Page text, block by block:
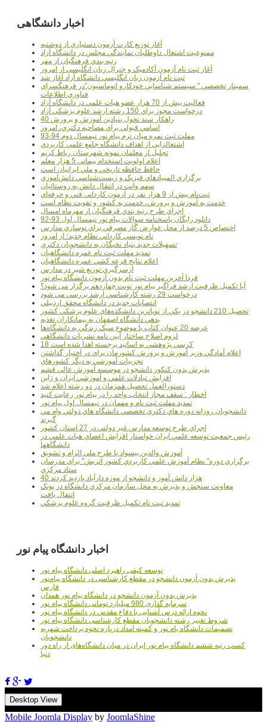
اخبار دانشگاهی
آغاز توزيع کارت آزمون دستياري از دوشنبه
ممنوعيت اشتغال داوطلبان نمايندگي مجلس در دانشگاه آزاد
رتبه بندي فرهنگيان از مهر
آغاز ثبت نام آزمون آکادميک و جنرال زبان انگليسي از امروز
ثبت نام آزمون زبان انگليسي دانشگاه آزاد آغاز شد
سمينار تخصصي " سيستم شناسايي خودکارو اتوماسيون"در فرهنگسراي
فناوري اطلاعات
فعاليت بيش از 70 هزار عضو هيات علمي در دانشگاه آزاد
درخواست مجوز براي 150 رشته ارشد علوم پزشکي آزاد
40 راهکار سند تحول بنيادين آموزش و پرورش
اسامي قبولي براي مصاحبه دکتري، امروز
مهلت ثبت نمره میان ترم پیام نور نیمسال دوم 94-93
اشتغالزايي از اهداف دانشگاه جامع علمي کاربردي
تجليل از معلمان نمونه شهرستان رباط کريم
اعلام اولويت استخدام پيماني 5 هزار معلم
حافظ حافظه تاريخي و ملي ايرانيان است
برگزاري المپيادهاي فيزيک و زيست‌شناسي دانش‌آموزي
سهم وانت در انتقال دانش به روستائيان
ثبت‌نام بيش از 9 هزار نفر در آزمون کارداني فني و حرفه‌اي
خدمت به آموزش و پرورش، خدمت به کشور و تقويت نظام است
اجراي طرح رتبه بندي فرهنگيان از مهرماه امسال
دانلود رایگان پاسخنامه سوالات پیام نور نیمسال اول 93-92
اختصاص 5 درصد از محل عوارض گاز مصرفي براي نوسازي مدارس
نام نويسي کارداني نظام جديد؛ از امروز
تسهيلات جديد بنياد نخبگان به دانشجويان دکتري
تمديد مهلت ثبت نام عمره دانشگاهيان
اعلام نتايج قرعه کشي عمره دانشگاهيان
ازسرگيري توزيع شير در مدارس
فردا آخرین مهلت ثبت نام بدون آزمون دانشگاه پیام نور
آیا تکمیل ظرفیت ارشد فراگیر پیام نور نوبت چهاردهم برگزار می شود؟
درخواست 29 رشته کارشناسي ارشد بررسي مي شود
انتصابات جديد در دانشگاه محقق اردبيلي
تحصيل 210 دانشجو در يکي از نوپاترين دانشکده‌هاي علوم پزشکي کشور
بدهي دانشگاه اصفهان به پيمانکاران تغذيه
عرضه 20 عنوان کتاب با موضوع سبک زندگي به دانشگاه‌ها
لزوم اصلاح ساختار آيين نامه نشريات دانشگاهي
18 کرسي پژوهشي به اساتيد برجسته اهدا شده است
اعلام آمادگي وزير آموزش و پرورش کشورمان براي در اختيار گذاشتن
تجربيات آموزشي به ديگر کشورهاي
پذيرش بدون کنکور دانشجو در موسسه آموزش عالي قشم
افزايش تبادلات علمي و آموزشي ايران و ژاپن
دستورالعمل تحصیل همزمان در دو رشته اعلام شد
اخطار : سقف مجاز انتخاب واحد را در پیام نور رعایت کنید
تمدید مهلت ثبت نام و مهمان در نیمسال اول پیام نور
دانشجويان روزانه دوره هاي دكتري تخصصي دانشگاه هاي دولتي وام مي
گيرند
اجراي طرح توسعه مدارس غير دولتي در 27 استان کشور
رئيس جمعيت توسعه علمي ايران خواستار افزايش اعضاي هيات علمي در
دانشگاهها
آموزش والدين بيسواد با طرح ملي الزام و تشويق
برگزاري دوره" نظام آموزش علمي كاربردي كشور اتريش" براي مدرسان
ستاد مرکزي
40 هزار دانش آموز و دانشجو از موزه دارآباد بازديد کردند
معاونت سنجش و پذيرش به محل سازمان مرکزي دانشگاه در پونک
انتقال يافت
تمديد ثبت نام تکميل ظرفيت گروه علوم پزشکي
اخبار دانشگاه پیام نور
توسعه کیفی راهبرد اصلی دانشگاه پیام نور
پذیرش بدون آزمون دانشجو در مقطع کارشناسی در دانشگاه پیام‌نور
فارس
پذیرش بدون آزمون دانشجو در دانشگاه پیام نور همدان
سرمایه گذاری 980 میلیارد تومانی دانشگاه پیام نور
نحوه ارائه درس آشنایی با دفاع مقدس در دانشگاه پیام نور
شروط تغییر رشته دانشجویان مقطع کارشناسی دانشگاه پیام نور
تصمیمات دانشگاه یام نور و کمیته امداد درباره نحوه پرداخت شهریه
دانشجویان
کسب رتبه ششم دانشگاه پیام نور ایران در میان دانشگاه‌های از راه دور
دنیا
Desktop View
Mobile Joomla Display by JoomlaShine